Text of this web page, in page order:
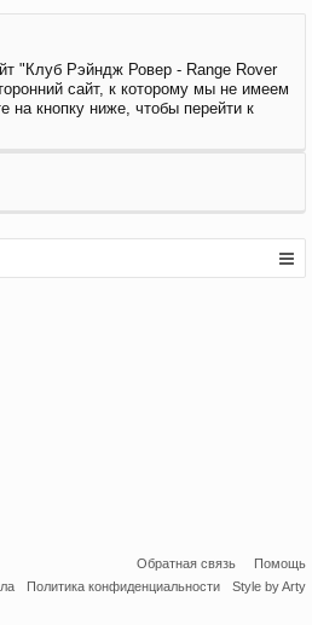
"Клуб Рэйндж Ровер - Range Rover
сайт, к которому мы не имеем
на кнопку ниже, чтобы перейти к
Обратная связь
Помощь
Политика конфиденциальности
Style by Arty